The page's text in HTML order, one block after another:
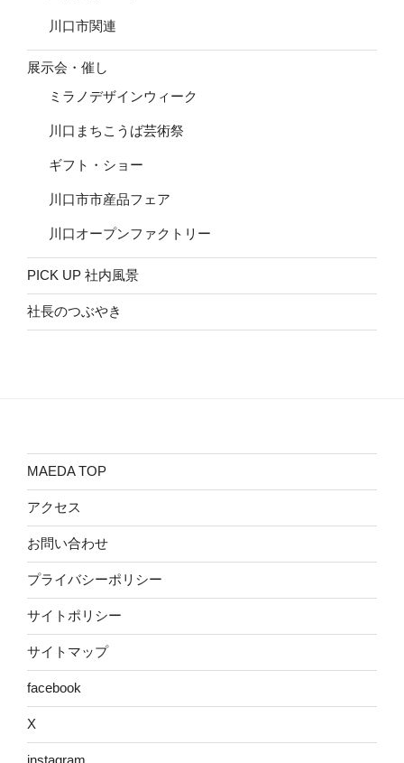
川口市関連
展示会・催し
ミラノデザインウィーク
川口まちこうば芸術祭
ギフト・ショー
川口市市産品フェア
川口オープンファクトリー
PICK UP 社内風景
社長のつぶやき
MAEDA TOP
アクセス
お問い合わせ
プライバシーポリシー
サイトポリシー
サイトマップ
facebook
X